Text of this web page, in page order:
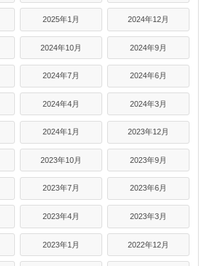
2025年1月 2024年12月
2024年10月 2024年9月
2024年7月 2024年6月
2024年4月 2024年3月
2024年1月 2023年12月
2023年10月 2023年9月
2023年7月 2023年6月
2023年4月 2023年3月
2023年1月 2022年12月